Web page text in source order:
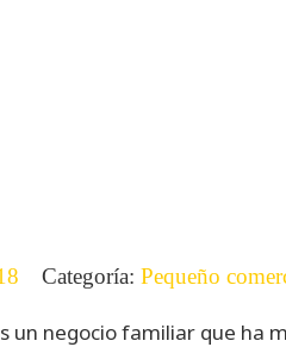
Categoría: Pequeño
un negocio familiar que ha